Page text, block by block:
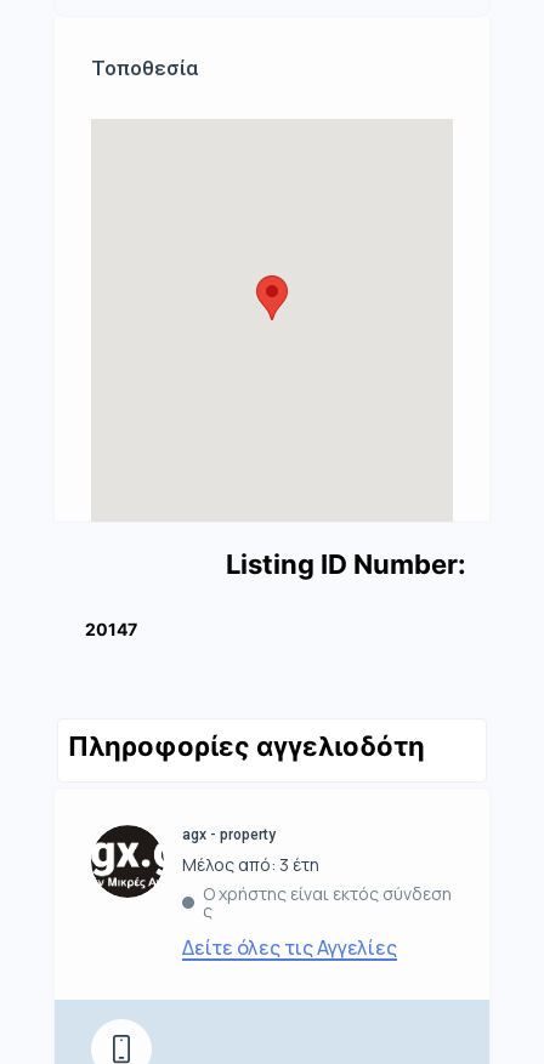
Τοποθεσία
Listing ID Number:
20147
Πληροφορίες αγγελιοδότη
agx - property
Μέλος από: 3 έτη
Ο χρήστης είναι εκτός σύνδεση
ς
Δείτε όλες τις Αγγελίες